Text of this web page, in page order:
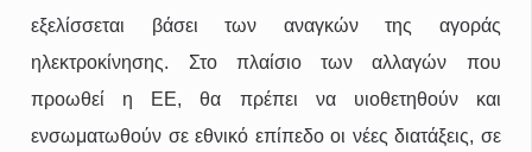
εξελίσσεται βάσει των αναγκών της αγοράς
ηλεκτροκίνησης. Στο πλαίσιο των αλλαγών που
προωθεί η ΕΕ, θα πρέπει να υιοθετηθούν και
ενσωματωθούν σε εθνικό επίπεδο οι νέες διατάξεις, σε